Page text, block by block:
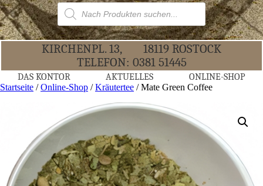
Products
search
KIR­CHEN­PL. 13,
18119 ROS­TOCK
TELE­FON: 0381 51445
DAS KON­TOR AKTU­EL­LES ONLINE-SHOP
Startseite /Online-Shop /Kräutertee / Mate Green Coffee